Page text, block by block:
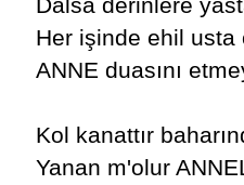
Her işinde ehil usta
ANNE duasını
Kol kanattır
Yanan m'olur